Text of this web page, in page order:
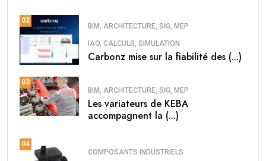
02
BIM, ARCHITECTURE, SIG, MEP
IAO, CALCULS, SIMULATION
Carbonz mise sur la fiabilité des (...)
03
BIM, ARCHITECTURE, SIG, MEP
Les variateurs de KEBA
accompagnent la (...)
04
COMPOSANTS INDUSTRIELS